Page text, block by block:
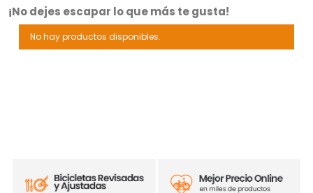
¡No dejes escapar lo que más te gusta!
No hay productos disponibles.